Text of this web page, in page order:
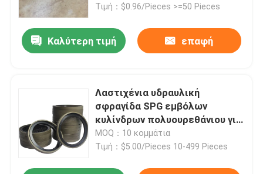
Σπίτι
Βίντεο
Περίπου εμείς
αλυσίδων
Τιμή：$0.96/Pieces >=50 Pieces
Καλύτερη τιμή επαφή
Λαστιχένια υδραυλική
σφραγίδα SPG εμβόλων
κυλίνδρων πολυουρεθάνιου για
τη ΓΆΤΑ
MOQ：10 κομμάτια
Τιμή：$5.00/Pieces 10-499 Pieces